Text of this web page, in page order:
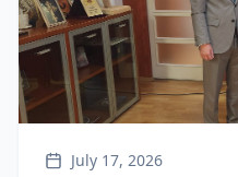
July 17, 2026